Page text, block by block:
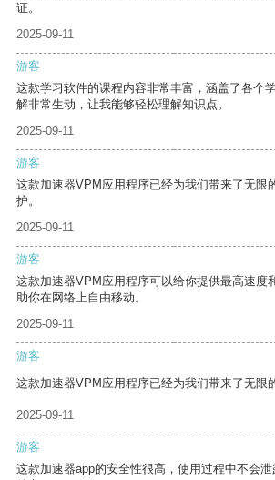
证。
2025-09-11
游客
这款学习软件的课程内容非常丰富，涵盖了各个
解非常生动，让我能够轻松理解知识点。
2025-09-11
游客
这款加速器VPM应用程序已经为我们带来了无限
护。
2025-09-11
游客
这款加速器VPM应用程序可以给你提供最高速度
助你在网络上自由移动。
2025-09-11
游客
这款加速器VPM应用程序已经为我们带来了无限
2025-09-11
游客
这款加速器app的安全性很高，使用过程中不会